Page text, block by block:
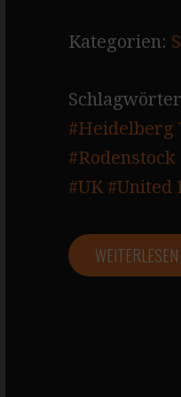
Kategorien:
#Heidelberg
#UK #United